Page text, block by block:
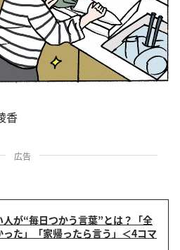
香
広告
人が“毎日つかう言葉”とは？「全
た」「家帰ったら言う」＜4コマ